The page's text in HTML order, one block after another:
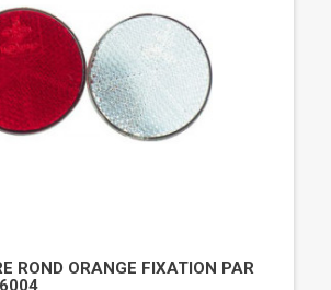
ROND ORANGE FIXATION PAR